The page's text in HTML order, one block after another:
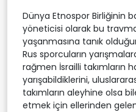
Dünya Etnospor Birliğinin
yöneticisi olarak bu
yaşanmasına tanık
Rus sporcuların
rağmen İsrailli takımların
yarışabildiklerini,
takımların aleyhine olsa
etmek için ellerinden gelen